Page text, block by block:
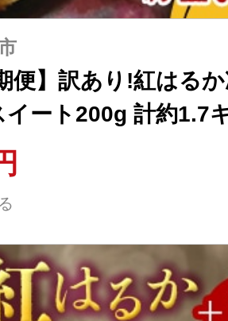
便】訳あり!紅はる
イート200g 計約1.7